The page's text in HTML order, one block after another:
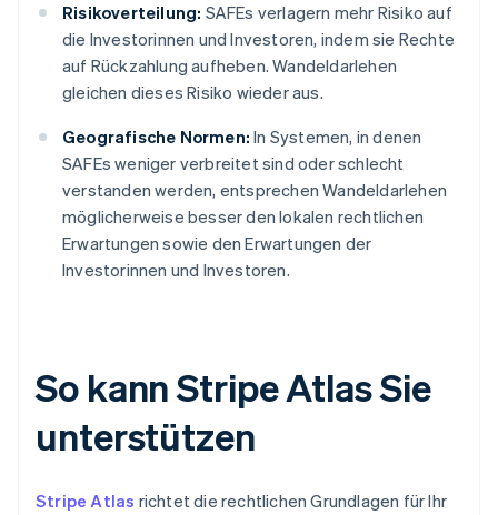
Risikoverteilung: SAFEs verlagern mehr Risiko auf
die Investorinnen und Investoren, indem sie Rechte
auf Rückzahlung aufheben. Wandeldarlehen
gleichen dieses Risiko wieder aus.
Geografische Normen: In Systemen, in denen
SAFEs weniger verbreitet sind oder schlecht
verstanden werden, entsprechen Wandeldarlehen
möglicherweise besser den lokalen rechtlichen
Erwartungen sowie den Erwartungen der
Investorinnen und Investoren.
So kann Stripe Atlas Sie
unterstützen
Stripe Atlas richtet die rechtlichen Grundlagen für Ihr